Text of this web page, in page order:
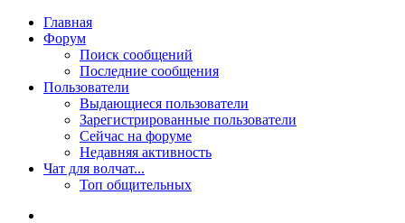
Главная
Форум
Поиск сообщений
Последние сообщения
Пользователи
Выдающиеся пользователи
Зарегистрированные пользователи
Сейчас на форуме
Недавняя активность
Чат для волчат...
Топ общительных